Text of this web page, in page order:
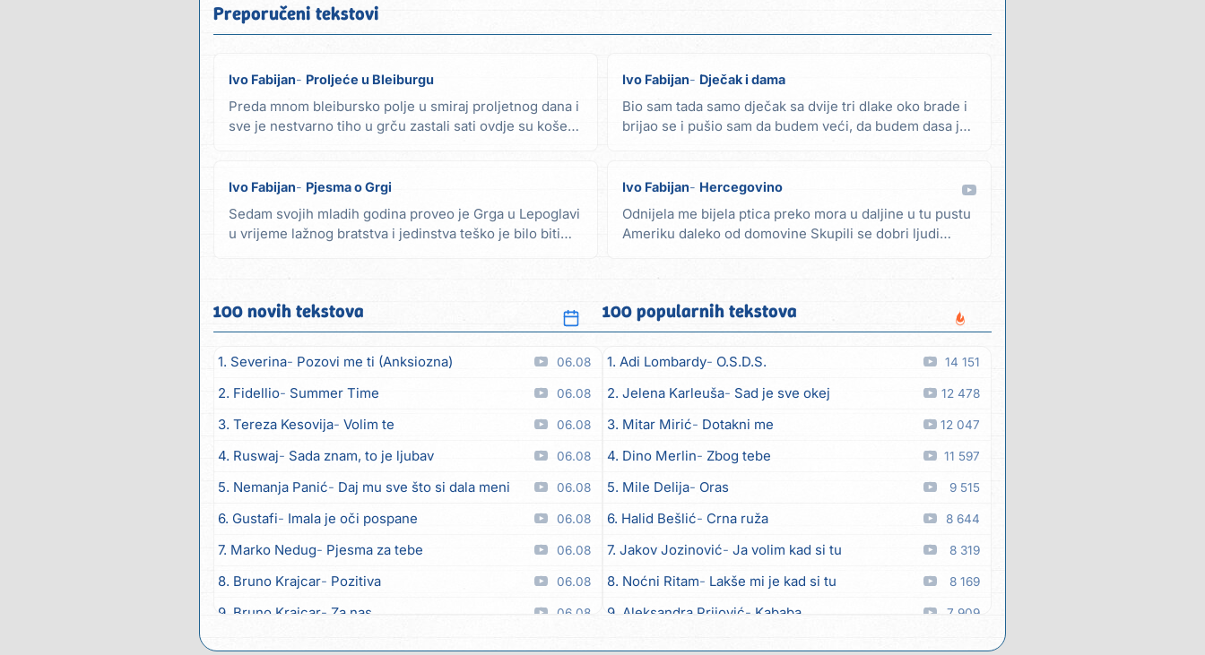
Preporučeni tekstovi
Ivo Fabijan Proljeće u Bleiburgu
Preda mnom bleibursko polje u smiraj proljetnog dana i
sve je nestvarno tiho u grču zastali sati ovdje su košena
Ivo Fabijan Dječak i dama
Bio sam tada samo dječak sa dvije tri dlake oko brade i
brijao se i pušio sam da budem veći, da budem dasa jer
Ivo Fabijan Pjesma o Grgi
Sedam svojih mladih godina proveo je Grga u Lepoglavi
u vrijeme lažnog bratstva i jedinstva teško je bilo biti
Ivo Fabijan Hercegovino
Odnijela me bijela ptica preko mora u daljine u tu pustu
Ameriku daleko od domovine Skupili se dobri ljudi
100 novih tekstova
1. Severina Pozovi me ti (Anksiozna) 06.08
2. Fidellio Summer Time 06.08
3. Tereza Kesovija Volim te 06.08
4. Ruswaj Sada znam, to je ljubav 06.08
5. Nemanja Panić Daj mu sve što si dala meni 06.08
6. Gustafi Imala je oči pospane 06.08
7. Marko Nedug Pjesma za tebe 06.08
8. Bruno Krajcar Pozitiva 06.08
9. Bruno Krajcar Za nas 06.08
100 popularnih tekstova
1. Adi Lombardy O.S.D.S. 14 151
2. Jelena Karleuša Sad je sve okej 12 478
3. Mitar Mirić Dotakni me 12 047
4. Dino Merlin Zbog tebe 11 597
5. Mile Delija Oras 9 515
6. Halid Bešlić Crna ruža 8 644
7. Jakov Jozinović Ja volim kad si tu 8 319
8. Noćni Ritam Lakše mi je kad si tu 8 169
9. Aleksandra Prijović Kababa 7 909